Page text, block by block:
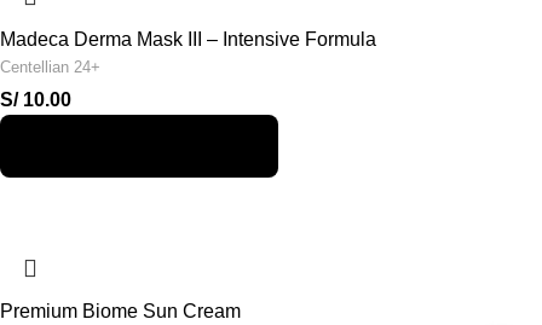
Madeca Derma Mask III – Intensive Formula
Centellian 24+
S/10.00
Premium Biome Sun Cream